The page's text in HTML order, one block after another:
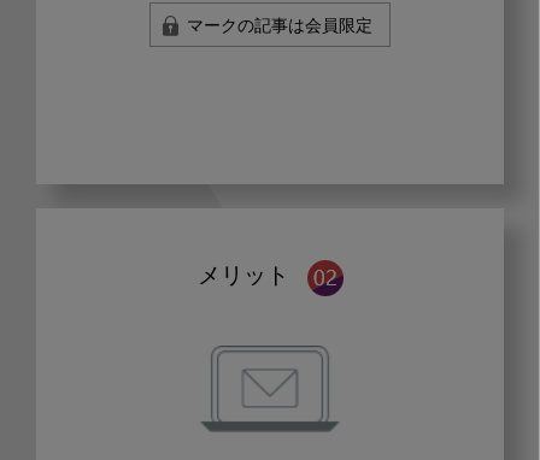
マークの記事は会員限定
メリット